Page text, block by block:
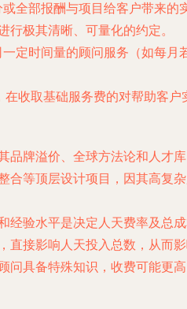
全部报酬与项目给客户带来
极其清晰、可量化的约定。
定时间量的顾问服务（如每
收取基础服务费的对帮助客户
品牌溢价、全球方法论和人才
合等顶层设计项目，因其高复
经验水平是决定人天费率及总成
直接影响人天投入总数，从而影
问具备特殊知识，收费可能更